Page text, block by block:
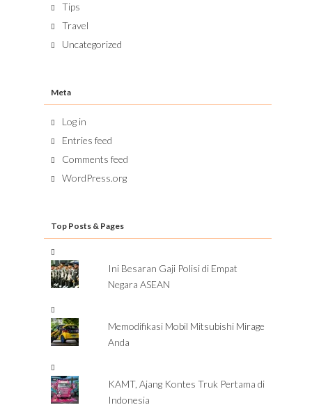
Tips
Travel
Uncategorized
Meta
Log in
Entries feed
Comments feed
WordPress.org
Top Posts & Pages
Ini Besaran Gaji Polisi di Empat
Negara ASEAN
Memodifikasi Mobil Mitsubishi Mirage
Anda
KAMT, Ajang Kontes Truk Pertama di
Indonesia